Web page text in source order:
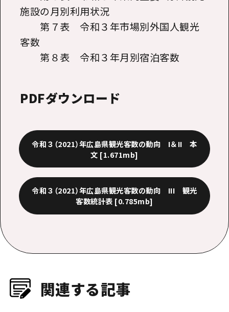
施設の月別利用状況
第７表 令和３年市場別外国人観光
客数
第８表 令和３年月別宿泊客数
PDFダウンロード
令和３（2021）年広島県観光客数の動向 I＆II 本
文 [1.671mb]
令和３（2021）年広島県観光客数の動向 III 観光
客数統計表 [0.785mb]
関連する記事